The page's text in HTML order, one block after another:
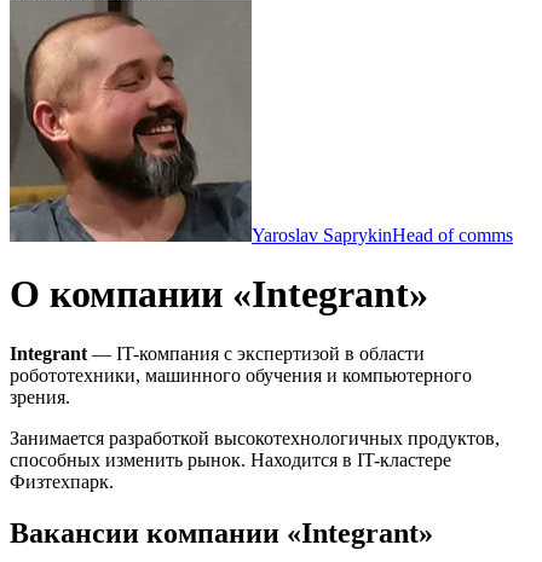
Yaroslav SaprykinHead of comms
О компании «Integrant»
Integrant — IT-компания с экспертизой в области
робототехники, машинного обучения и компьютерного
зрения.
Занимается разработкой высокотехнологичных продуктов,
способных изменить рынок. Находится в IT-кластере
Физтехпарк.
Вакансии компании «Integrant»